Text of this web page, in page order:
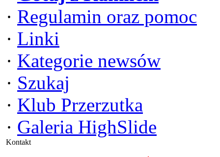
· Regulamin oraz pomoc
· Linki
· Kategorie newsów
· Szukaj
· Klub Przerzutka
· Galeria HighSlide
Kontakt